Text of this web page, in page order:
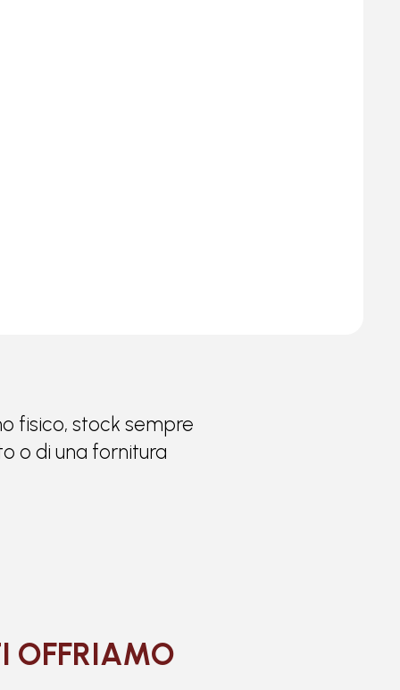
fisico, stock sempre
o di una fornitura
OFFRIAMO